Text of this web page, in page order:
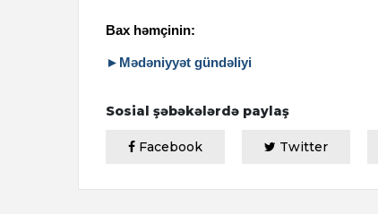
Bax həmçinin:
►Mədəniyyət gündəliyi
Sosial şəbəkələrdə paylaş
Facebook Twitter